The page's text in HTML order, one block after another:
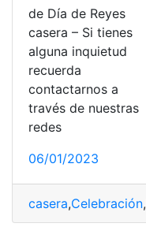
de Día de Reyes
casera – Si tienes
alguna inquietud
recuerda
contactarnos a
través de nuestras
redes
06/01/2023
casera,Celebración,